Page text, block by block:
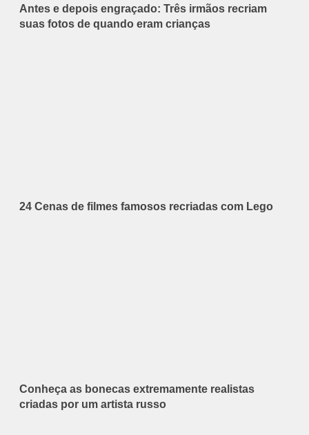
Antes e depois engraçado: Três irmãos recriam
suas fotos de quando eram crianças
24 Cenas de filmes famosos recriadas com Lego
Conheça as bonecas extremamente realistas
criadas por um artista russo